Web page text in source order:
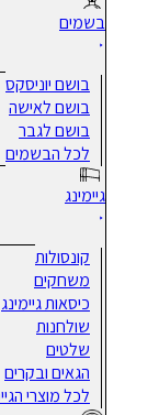
בשמים
בושם יוניסקס
בושם לאישה
בושם לגבר
לכל הבשמים
גיימינג
קונסולות
משחקים
כיסאות גיימינג
שולחנות
שלטים
הגאים ובקרים
לכל מוצרי הגיימינג